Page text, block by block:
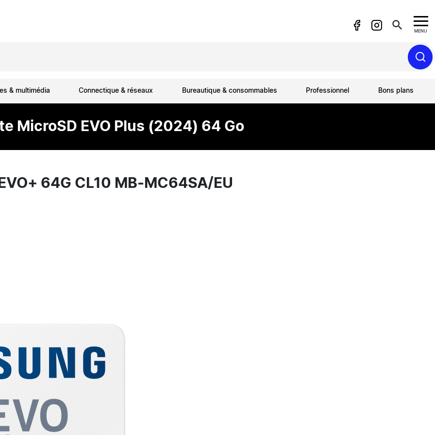
search MENU
& multimédia Connectique & réseaux Bureautique & consommables Professionnel Bons plans
MicroSD EVO Plus (2024) 64 Go
64G CL10 MB-MC64SA/EU